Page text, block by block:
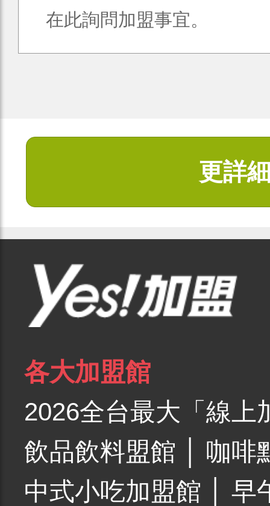
在此詢問加盟事宜。
更詳
各大加盟館
2026全台最大「線上
飲品飲料盟館
咖啡
中式小吃加盟館
早